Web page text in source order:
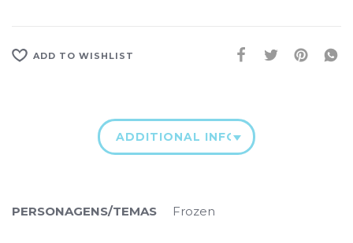
ADD TO WISHLIST
ADDITIONAL INFORMATION
PERSONAGENS/TEMAS Frozen